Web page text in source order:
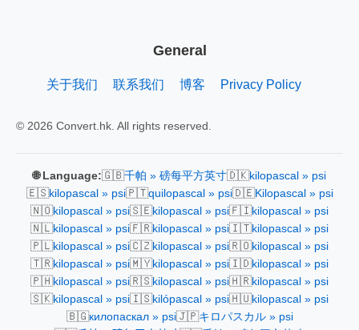
General
关于我们 联系我们 博客 Privacy Policy
© 2026 Convert.hk. All rights reserved.
🌐 Language:🇬🇧千帕 » 磅每平方英寸🇩🇰kilopascal » psi
🇪🇸kilopascal » psi🇵🇹quilopascal » psi🇩🇪Kilopascal » psi
🇳🇴kilopascal » psi🇸🇪kilopascal » psi🇫🇮kilopascal » psi
🇳🇱kilopascal » psi🇫🇷kilopascal » psi🇮🇹kilopascal » psi
🇵🇱kilopascal » psi🇨🇿kilopascal » psi🇷🇴kilopascal » psi
🇹🇷kilopascal » psi🇲🇾kilopascal » psi🇮🇩kilopascal » psi
🇵🇭kilopascal » psi🇷🇸kilopascal » psi🇭🇷kilopascal » psi
🇸🇰kilopascal » psi🇮🇸kilópascal » psi🇭🇺kilopascal » psi
🇧🇬килопаскал » psi🇯🇵キロパスカル » psi